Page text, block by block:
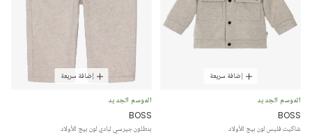
إضافة سريعة
الموسم الجديد
BOSS
شاكيت فليس لون بيج للأولاد
إضافة سريعة
الموسم الجديد
BOSS
بنطلون جيرسي لبادي لون بيج للأولاد